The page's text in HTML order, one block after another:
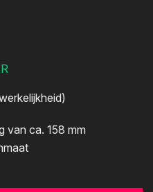
van ca. 158 mm